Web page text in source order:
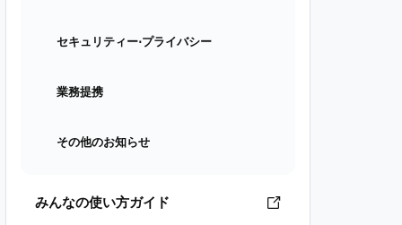
セキュリティー⋅プライバシー
業務提携
その他のお知らせ
みんなの使い方ガイド